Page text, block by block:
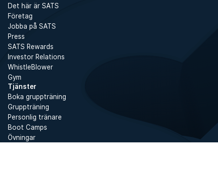
Det här är SATS
Företag
Jobba på SATS
Press
SATS Rewards
Investor Relations
WhistleBlower
Gym
Tjänster
Boka gruppträning
Gruppträning
Personlig tränare
Boot Camps
Övningar